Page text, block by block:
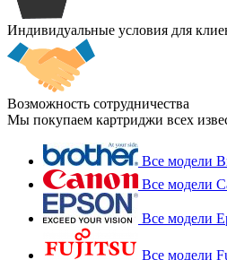
Индивидуальные условия для
Возможность сотрудничества
Мы покупаем картриджи всех
Все модели
Все модели
Все модели
Все модели